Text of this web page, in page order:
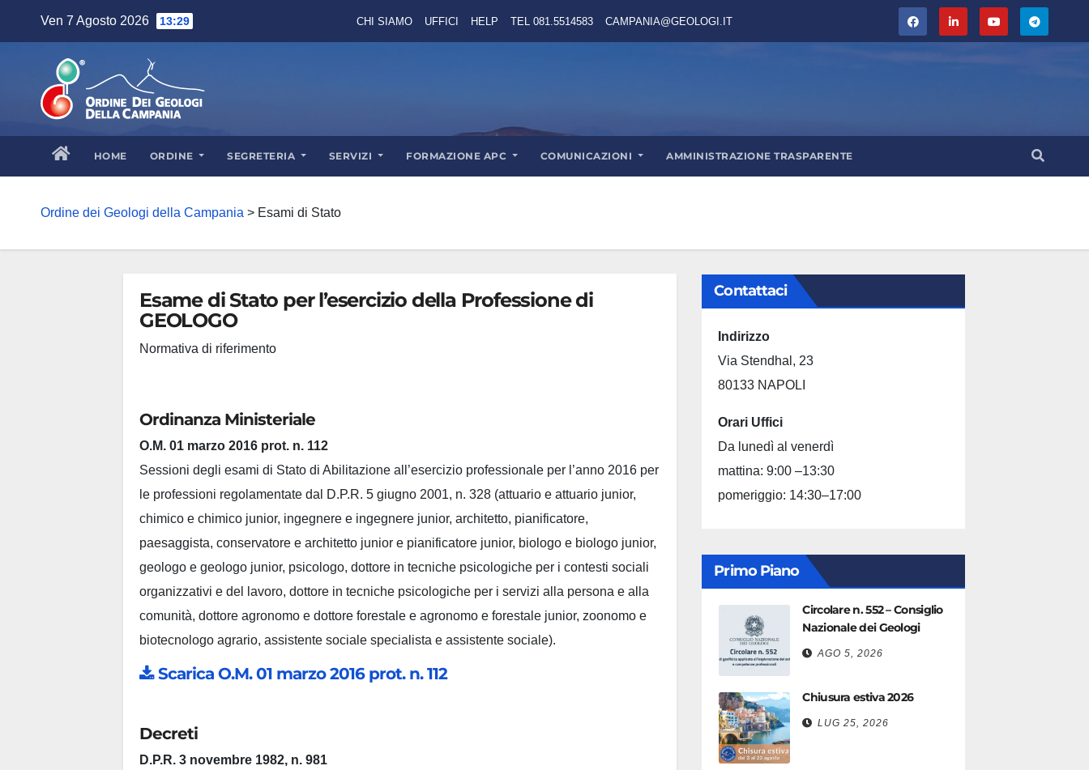
Ven 7 Agosto 2026 13:29 CHI SIAMO UFFICI HELP TEL 081.5514583 CAMPANIA@GEOLOGI.IT
HOME ORDINE SEGRETERIA SERVIZI FORMAZIONE APC COMUNICAZIONI AMMINISTRAZIONE TRASPARENTE
Ordine dei Geologi della Campania > Esami di Stato
Esame di Stato per l’esercizio della Professione di
GEOLOGO
Normativa di riferimento
Ordinanza Ministeriale
O.M. 01 marzo 2016 prot. n. 112
Sessioni degli esami di Stato di Abilitazione all’esercizio professionale per l’anno 2016 per
le professioni regolamentate dal D.P.R. 5 giugno 2001, n. 328 (attuario e attuario junior,
chimico e chimico junior, ingegnere e ingegnere junior, architetto, pianificatore,
paesaggista, conservatore e architetto junior e pianificatore junior, biologo e biologo junior,
geologo e geologo junior, psicologo, dottore in tecniche psicologiche per i contesti sociali
organizzativi e del lavoro, dottore in tecniche psicologiche per i servizi alla persona e alla
comunità, dottore agronomo e dottore forestale e agronomo e forestale junior, zoonomo e
biotecnologo agrario, assistente sociale specialista e assistente sociale).
Scarica O.M. 01 marzo 2016 prot. n. 112
Decreti
D.P.R. 3 novembre 1982, n. 981
Contattaci
Indirizzo
Via Stendhal, 23
80133 NAPOLI
Orari Uffici
Da lunedì al venerdì
mattina: 9:00 –13:30
pomeriggio: 14:30–17:00
Primo Piano
Circolare n. 552 – Consiglio
Nazionale dei Geologi
AGO 5, 2026
Chiusura estiva 2026
LUG 25, 2026